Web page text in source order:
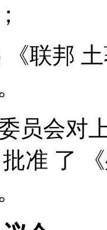
《联邦
员会对
准 了